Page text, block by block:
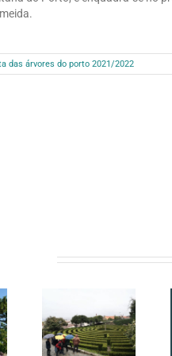
das árvores do porto 2021/2022
de
|
CONVITE |
Rota das
Árvores do
Porto | 19